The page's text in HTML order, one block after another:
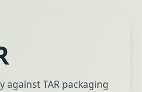
against TAR packaging